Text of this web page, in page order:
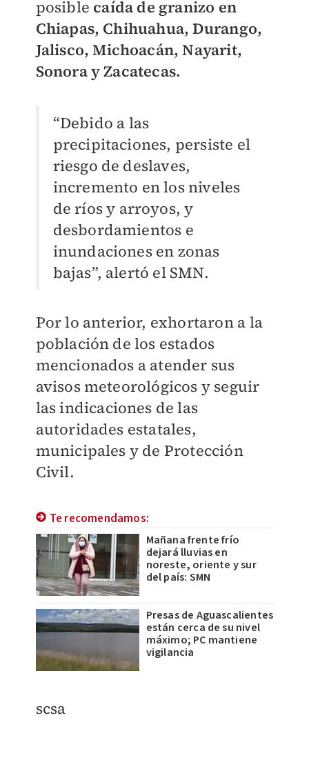
posible caída de granizo en
Chiapas, Chihuahua, Durango,
Jalisco, Michoacán, Nayarit,
Sonora y Zacatecas.
“Debido a las
precipitaciones, persiste el
riesgo de deslaves,
incremento en los niveles
de ríos y arroyos, y
desbordamientos e
inundaciones en zonas
bajas”, alertó el SMN.
Por lo anterior, exhortaron a la
población de los estados
mencionados a atender sus
avisos meteorológicos y seguir
las indicaciones de las
autoridades estatales,
municipales y de Protección
Civil.
Te recomendamos:
Mañana frente frío
dejará lluvias en
noreste, oriente y sur
del país: SMN
Presas de Aguascalientes
están cerca de su nivel
máximo; PC mantiene
vigilancia
scsa